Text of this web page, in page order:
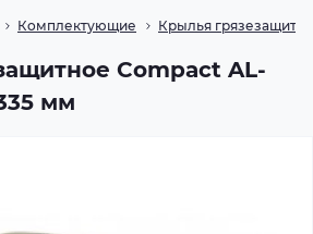
Комплектующие Крылья
Compact AL-
мм